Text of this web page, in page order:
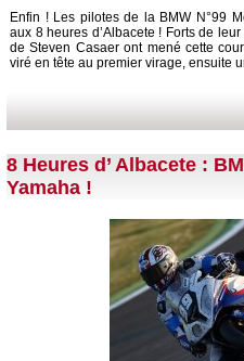
Enfin ! Les pilotes de la BMW N°99
aux 8 heures d’Albacete ! Forts de
de Steven Casaer ont mené cette
viré en tête au premier virage, ensuite
8 Heures d’ Albacete :
Yamaha !